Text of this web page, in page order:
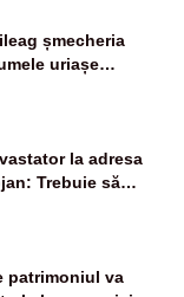
șmecheria
uriașe
la adresa
Trebuie să
nu șținem omaneii
patrimoniul va